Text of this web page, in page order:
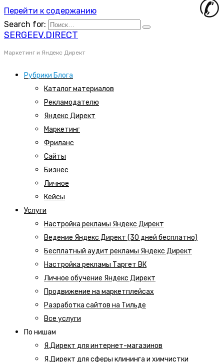
Перейти к содержанию
Search for:
SERGEEV.DIRECT
Маркетинг и Яндекс Директ
Рубрики Блога
Каталог материалов
Рекламодателю
Яндекс Директ
Маркетинг
Фриланс
Сайты
Бизнес
Личное
Кейсы
Услуги
Настройка рекламы Яндекс Директ
Ведение Яндекс Директ (30 дней бесплатно)
Бесплатный аудит рекламы Яндекс Директ
Настройка рекламы Таргет ВК
Личное обучение Яндекс Директ
Продвижение на маркетплейсах
Разработка сайтов на Тильде
Все услуги
По нишам
Я.Директ для интернет-магазинов
Я.Директ для сферы клининга и химчистки